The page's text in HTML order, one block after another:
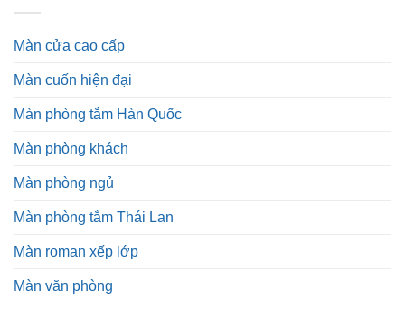
Màn cửa cao cấp
Màn cuốn hiện đại
Màn phòng tắm Hàn Quốc
Màn phòng khách
Màn phòng ngủ
Màn phòng tắm Thái Lan
Màn roman xếp lớp
Màn văn phòng